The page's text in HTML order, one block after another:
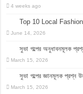
4 weeks ago
Top 10 Local
June 14, 2026
সুভা গল্পের অনুধাবনমূলক
March 15, 2026
সুভা গল্পের জ্ঞানমূলক প্রশ্ন
March 15, 2026